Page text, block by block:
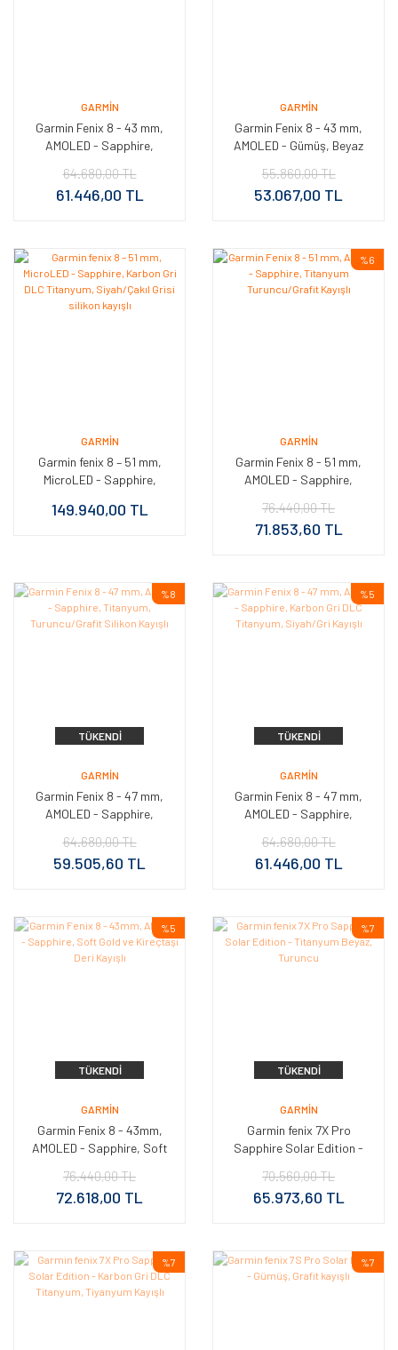
GARMIN
Garmin Fenix 8 - 43 mm,
AMOLED - Sapphire,
Siyah/Gri Silikon Kayışlı
64.680,00 TL
61.446,00 TL
GARMIN
Garmin Fenix 8 - 43 mm,
AMOLED - Gümüş, Beyaz
55.860,00 TL
53.067,00 TL
GARMIN
Garmin fenix 8 – 51 mm,
MicroLED - Sapphire,
Siyah/Çakıl Grisi silikon
149.940,00 TL
GARMIN
Garmin Fenix 8 - 51 mm,
AMOLED - Sapphire,
Kayışlı
%6
76.440,00 TL
71.853,60 TL
TÜKENDI
GARMIN
Garmin Fenix 8 - 47 mm,
AMOLED - Sapphire,
Silikon Kayışlı
%8
64.680,00 TL
59.505,60 TL
TÜKENDI
GARMIN
Garmin Fenix 8 - 47 mm,
AMOLED - Sapphire,
Siyah/Gri Kayışlı
%5
64.680,00 TL
61.446,00 TL
TÜKENDI
GARMIN
Garmin Fenix 8 - 43mm,
AMOLED - Sapphire, Soft
Kayışlı
%5
76.440,00 TL
72.618,00 TL
TÜKENDI
GARMIN
Garmin fenix 7X Pro
Sapphire Solar Edition -
%7
70.560,00 TL
65.973,60 TL
%7 %7